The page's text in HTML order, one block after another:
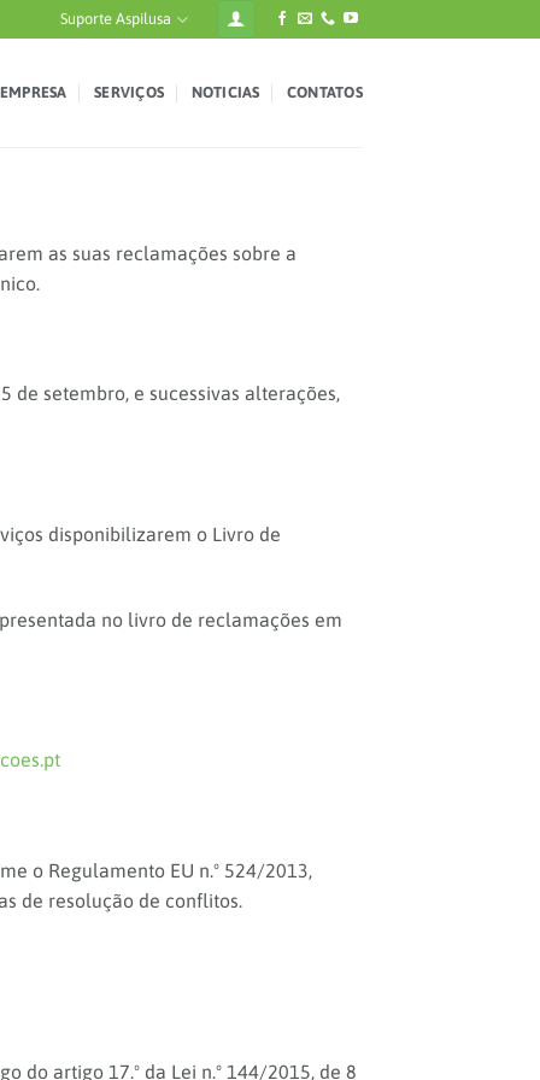
Suporte Aspilusa
EMPRESA SERVIÇOS NOTICIAS CONTATOS
as suas reclamações sobre a
de setembro, e sucessivas alterações,
disponibilizarem o Livro de
no livro de reclamações em
o Regulamento EU n.º 524/2013,
de resolução de conflitos.
do artigo 17.º da Lei n.º 144/2015, de 8